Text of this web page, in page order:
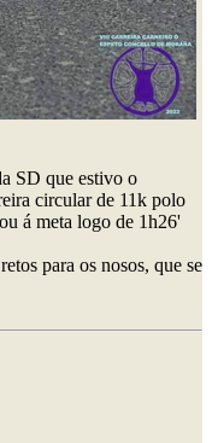
SD que estivo o
circular de 11k polo
á meta logo de 1h26'
para os nosos, que se